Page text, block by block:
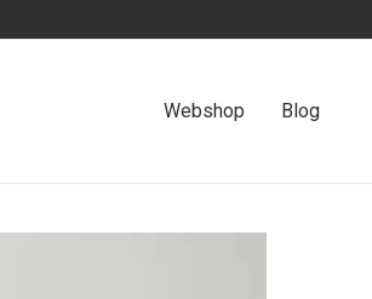
Webshop Blog